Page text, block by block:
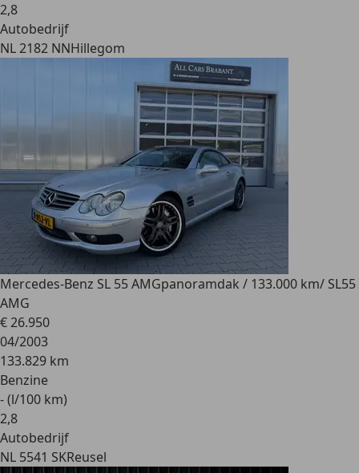
2,8
Autobedrijf
NL 2182 NNHillegom
Mercedes-Benz SL 55 AMGpanoramdak / 133.000 km/ SL55
AMG
€ 26.950
04/2003
133.829 km
Benzine
- (l/100 km)
2,8
Autobedrijf
NL 5541 SKReusel